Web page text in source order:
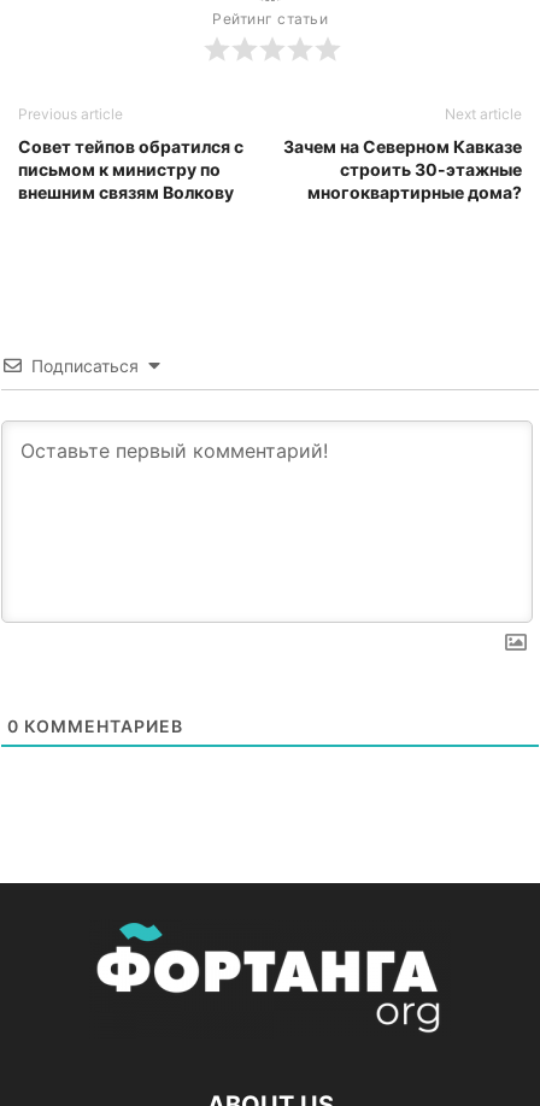
Рейтинг статьи
Previous article
Совет тейпов обратился с
письмом к министру по
внешним связям Волкову
Next article
Зачем на Северном Кавказе
строить 30-этажные
многоквартирные дома?
Подписаться
0 КОММЕНТАРИЕВ